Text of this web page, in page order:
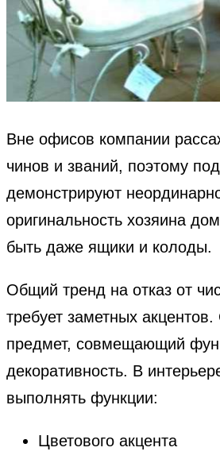
Вне офисов компании
чинов и званий, поэтому
демонстрируют
оригинальность хозяина
быть даже ящики и колоды.
Общий тренд на отказ от
требует заметных акцентов.
предмет, совмещающий
декоративность. В
выполнять функции:
Цветового акцента